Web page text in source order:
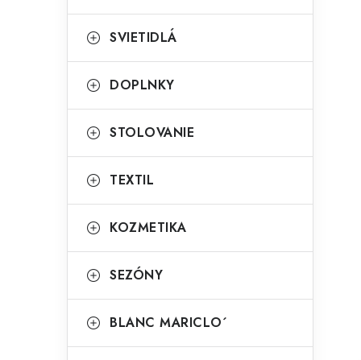
a
n
l
i
SVIETIDLÁ
DOPLNKY
STOLOVANIE
TEXTIL
KOZMETIKA
SEZÓNY
BLANC MARICLO´